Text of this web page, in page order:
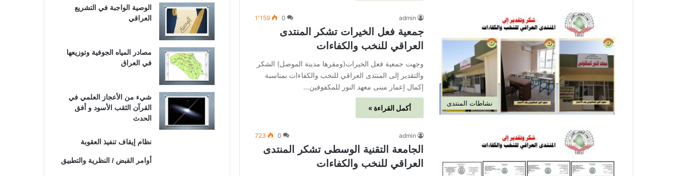
نشاطات المنتدى
admin
0 1٬159
جمعية فعل الخيرات تشكر المنتدى
العراقي للنخب والكفاءات
وجهت جمعية فعل الخيرات(ومقرها مدينة الموصل) الشكر
والتقدير إلى المنتدى العراقي للنخب والكفاءات بمناسبة
إكمال إعمار مبنى معهد النور للمكفوفين…
أكمل القراءة »
admin
0
723
الجامعة التقنية الوسطى تشكر المنتدى
العراقي للنخب والكفاءات
الوصية الواجبة في التشريع
العراقي
مصادر المياه الجوفية وتوزيعها
في العراق
شيء من الأعجاز العلمي في
القرآن الثقب الأسود و أفق
الحدث
نظام إيقاف تنفيذ العقوبة
أوامر القبض / النظرية والتطبيق